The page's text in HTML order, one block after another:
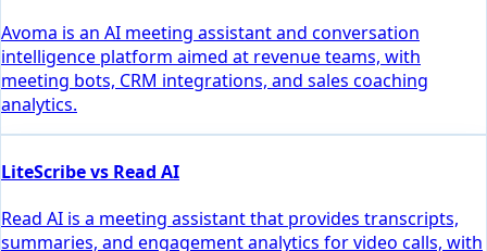
Avoma is an AI meeting assistant and conversation
intelligence platform aimed at revenue teams, with
meeting bots, CRM integrations, and sales coaching
analytics.
LiteScribe vs Read AI
Read AI is a meeting assistant that provides transcripts,
summaries, and engagement analytics for video calls, with